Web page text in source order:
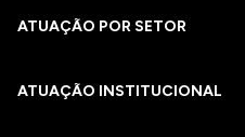
ATUAÇÃO POR SETOR
ATUAÇÃO INSTITUCIONAL